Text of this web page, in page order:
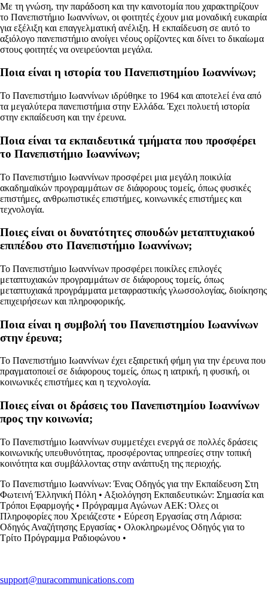
Με τη γνώση, την παράδοση και την καινοτομία που χαρακτηρίζουν
το Πανεπιστήμιο Ιωαννίνων, οι φοιτητές έχουν μια μοναδική ευκαιρία
για εξέλιξη και επαγγελματική ανέλιξη. Η εκπαίδευση σε αυτό το
αξιόλογο πανεπιστήμιο ανοίγει νέους ορίζοντες και δίνει το δικαίωμα
στους φοιτητές να ονειρεύονται μεγάλα.
Ποια είναι η ιστορία του Πανεπιστημίου Ιωαννίνων;
Το Πανεπιστήμιο Ιωαννίνων ιδρύθηκε το 1964 και αποτελεί ένα από
τα μεγαλύτερα πανεπιστήμια στην Ελλάδα. Έχει πολυετή ιστορία
στην εκπαίδευση και την έρευνα.
Ποια είναι τα εκπαιδευτικά τμήματα που προσφέρει
το Πανεπιστήμιο Ιωαννίνων;
Το Πανεπιστήμιο Ιωαννίνων προσφέρει μια μεγάλη ποικιλία
ακαδημαϊκών προγραμμάτων σε διάφορους τομείς, όπως φυσικές
επιστήμες, ανθρωπιστικές επιστήμες, κοινωνικές επιστήμες και
τεχνολογία.
Ποιες είναι οι δυνατότητες σπουδών μεταπτυχιακού
επιπέδου στο Πανεπιστήμιο Ιωαννίνων;
Το Πανεπιστήμιο Ιωαννίνων προσφέρει ποικίλες επιλογές
μεταπτυχιακών προγραμμάτων σε διάφορους τομείς, όπως
μεταπτυχιακά προγράμματα μεταφραστικής γλωσσολογίας, διοίκησης
επιχειρήσεων και πληροφορικής.
Ποια είναι η συμβολή του Πανεπιστημίου Ιωαννίνων
στην έρευνα;
Το Πανεπιστήμιο Ιωαννίνων έχει εξαιρετική φήμη για την έρευνα που
πραγματοποιεί σε διάφορους τομείς, όπως η ιατρική, η φυσική, οι
κοινωνικές επιστήμες και η τεχνολογία.
Ποιες είναι οι δράσεις του Πανεπιστημίου Ιωαννίνων
προς την κοινωνία;
Το Πανεπιστήμιο Ιωαννίνων συμμετέχει ενεργά σε πολλές δράσεις
κοινωνικής υπευθυνότητας, προσφέροντας υπηρεσίες στην τοπική
κοινότητα και συμβάλλοντας στην ανάπτυξη της περιοχής.
Το Πανεπιστήμιο Ιωαννίνων: Ένας Οδηγός για την Εκπαίδευση Στη
Φωτεινή Έλληνική Πόλη • Αξιολόγηση Εκπαιδευτικών: Σημασία και
Τρόποι Εφαρμογής • Πρόγραμμα Αγώνων ΑΕΚ: Όλες οι
Πληροφορίες που Χρειάζεστε • Εύρεση Εργασίας στη Λάρισα:
Οδηγός Αναζήτησης Εργασίας • Ολοκληρωμένος Οδηγός για το
Τρίτο Πρόγραμμα Ραδιοφώνου •
support@nuracommunications.com